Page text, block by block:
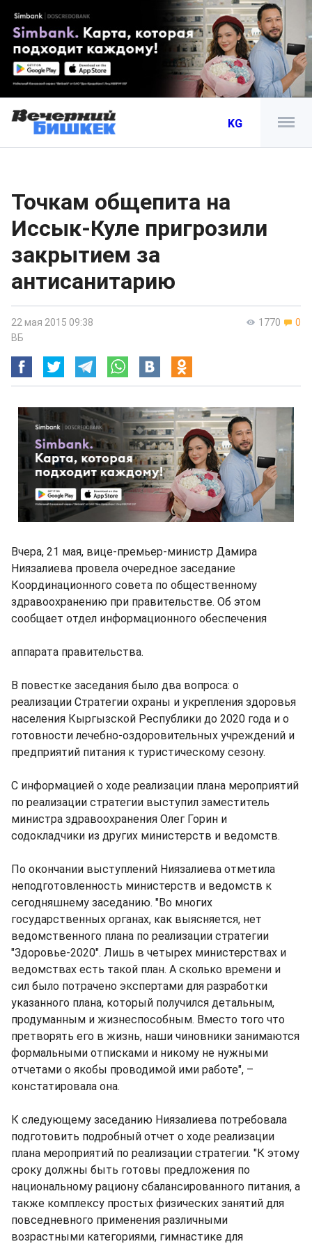
KG
Точкам общепита на
Иссык-Куле пригрозили
закрытием за
антисанитарию
1770 0
22 мая 2015 09:38
ВБ
Вчера, 21 мая, вице-премьер-министр Дамира
Ниязалиева провела очередное заседание
Координационного совета по общественному
здравоохранению при правительстве. Об этом
сообщает отдел информационного обеспечения
аппарата правительства.
В повестке заседания было два вопроса: о
реализации Стратегии охраны и укрепления здоровья
населения Кыргызской Республики до 2020 года и о
готовности лечебно-оздоровительных учреждений и
предприятий питания к туристическому сезону.
С информацией о ходе реализации плана мероприятий
по реализации стратегии выступил заместитель
министра здравоохранения Олег Горин и
содокладчики из других министерств и ведомств.
По окончании выступлений Ниязалиева отметила
неподготовленность министерств и ведомств к
сегодняшнему заседанию. "Во многих
государственных органах, как выясняется, нет
ведомственного плана по реализации стратегии
"Здоровье-2020". Лишь в четырех министерствах и
ведомствах есть такой план. А сколько времени и
сил было потрачено экспертами для разработки
указанного плана, который получился детальным,
продуманным и жизнеспособным. Вместо того что
претворять его в жизнь, наши чиновники занимаются
формальными отписками и никому не нужными
отчетами о якобы проводимой ими работе", –
констатировала она.
К следующему заседанию Ниязалиева потребовала
подготовить подробный отчет о ходе реализации
плана мероприятий по реализации стратегии. "К этому
сроку должны быть готовы предложения по
национальному рациону сбалансированного питания, а
также комплексу простых физических занятий для
повседневного применения различными
возрастными категориями, гимнастике для